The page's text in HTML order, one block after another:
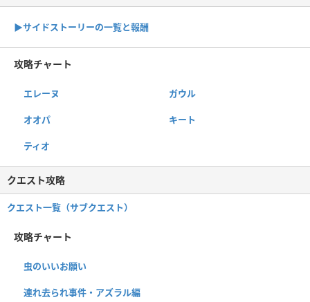
▶サイドストーリーの一覧と報酬
攻略チャート
エレーヌ ガウル
オオパ キート
ティオ
クエスト攻略
クエスト一覧（サブクエスト）
攻略チャート
虫のいいお願い
連れ去られ事件・アズラル編